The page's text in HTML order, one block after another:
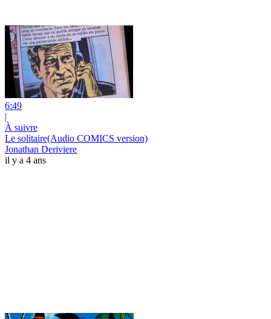
6:49
|
À suivre
Le solitaire(Audio COMICS version)
Jonathan Deriviere
il y a 4 ans